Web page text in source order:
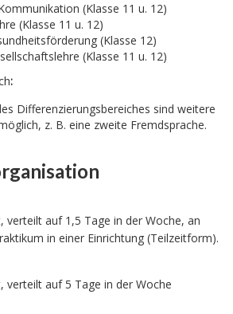
(Klasse 11 u. 12)
(Klasse 11 u. 12)
(Klasse 12)
(Klasse 11 u. 12)
:
Differenzierungsbereiches sind weitere
z. B. eine zweite Fremdsprache.
verteilt auf 1,5 Tage in der Woche, an
in einer Einrichtung (Teilzeitform).
verteilt auf 5 Tage in der Woche